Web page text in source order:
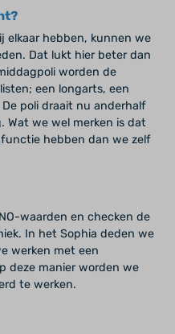
elkaar hebben, kunnen we
Dat lukt hier beter dan
worden de
een longarts, een
poli draait nu anderhalf
Wat we wel merken is dat
hebben dan we zelf
waarden en checken de
In het Sophia deden we
werken met een
deze manier worden we
te werken.